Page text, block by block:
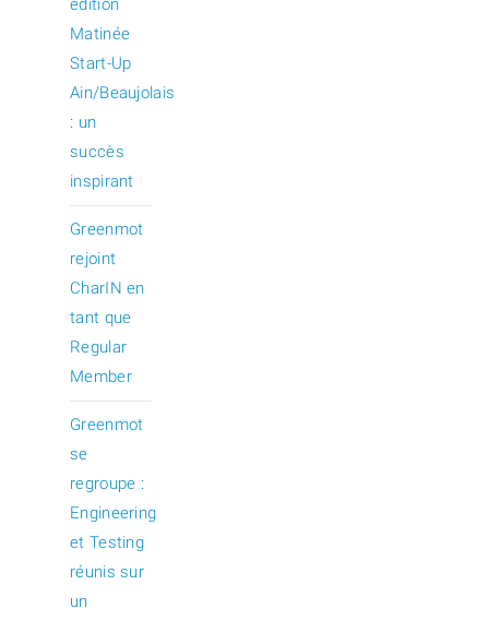
édition
Matinée
Start-Up
Ain/Beaujolais
: un
succès
inspirant
Greenmot
rejoint
CharIN en
tant que
Regular
Member
Greenmot
se
regroupe :
Engineering
et Testing
réunis sur
un